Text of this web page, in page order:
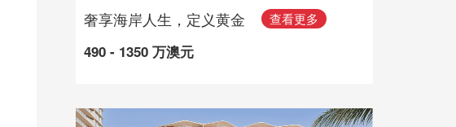
奢享海岸人生，定义黄金
490 - 1350 万澳元
查看更多